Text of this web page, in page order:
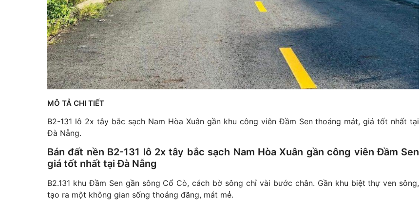
MÔ TẢ CHI TIẾT
B2-131 lô 2x tây bắc sạch Nam Hòa Xuân gần khu công viên Đầm Sen thoáng mát, giá tốt nhất tại
Đà Nẵng.
Bán đất nền B2-131 lô 2x tây bắc sạch Nam Hòa Xuân gần công viên Đầm Sen
giá tốt nhất tại Đà Nẵng
B2.131 khu Đầm Sen gần sông Cổ Cò, cách bờ sông chỉ vài bước chân. Gần khu biệt thự ven sông,
tạo ra một không gian sống thoáng đãng, mát mẻ.